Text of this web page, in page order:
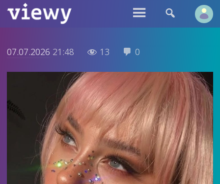
 
07.07.2026 21:48  13  0